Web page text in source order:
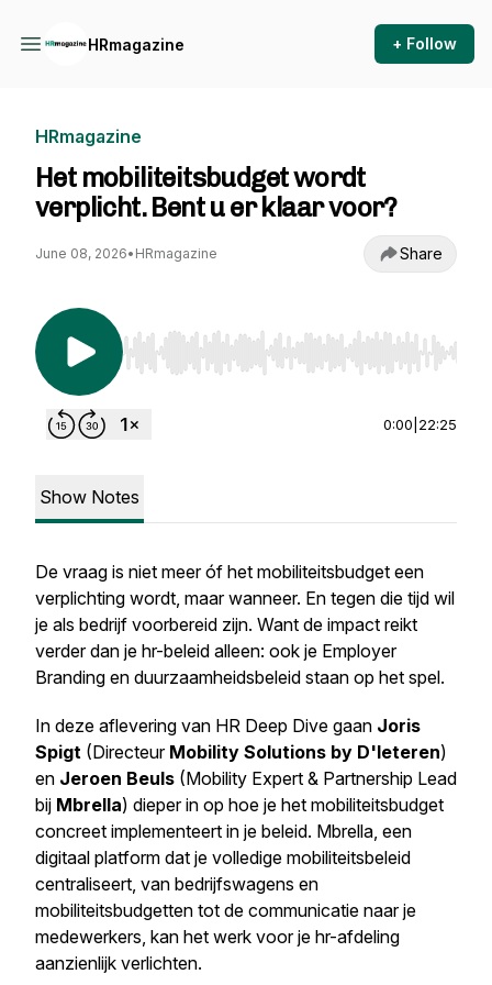
HRmagazine + Follow
HRmagazine
Het mobiliteitsbudget wordt
verplicht. Bent u er klaar voor?
June 08, 2026• HRmagazine Share
Use Left/Right to seek, Home/End to jump to
0:00 22:25
Show Notes
De vraag is niet meer óf het mobiliteitsbudget een
verplichting wordt, maar wanneer. En tegen die tijd wil
je als bedrijf voorbereid zijn. Want de impact reikt
verder dan je hr-beleid alleen: ook je Employer
Branding en duurzaamheidsbeleid staan op het spel.
In deze aflevering van HR Deep Dive gaan Joris
Spigt (Directeur Mobility Solutions by D'Ieteren)
en Jeroen Beuls (Mobility Expert & Partnership Lead
bij Mbrella) dieper in op hoe je het mobiliteitsbudget
concreet implementeert in je beleid. Mbrella, een
digitaal platform dat je volledige mobiliteitsbeleid
centraliseert, van bedrijfswagens en
mobiliteitsbudgetten tot de communicatie naar je
medewerkers, kan het werk voor je hr-afdeling
aanzienlijk verlichten.